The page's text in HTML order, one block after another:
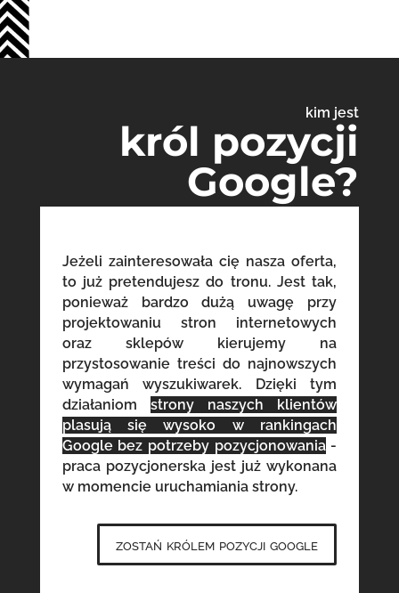
kim jest
król pozycji
Google?
Jeżeli zainteresowała cię nasza oferta,
to już pretendujesz do tronu. Jest tak,
ponieważ bardzo dużą uwagę przy
projektowaniu stron internetowych
oraz sklepów kierujemy na
przystosowanie treści do najnowszych
wymagań wyszukiwarek. Dzięki tym
działaniom strony naszych klientów
plasują się wysoko w rankingach
Google bez potrzeby pozycjonowania-
praca pozycjonerska jest już wykonana
w momencie uruchamiania strony.
zostań królem pozycji google